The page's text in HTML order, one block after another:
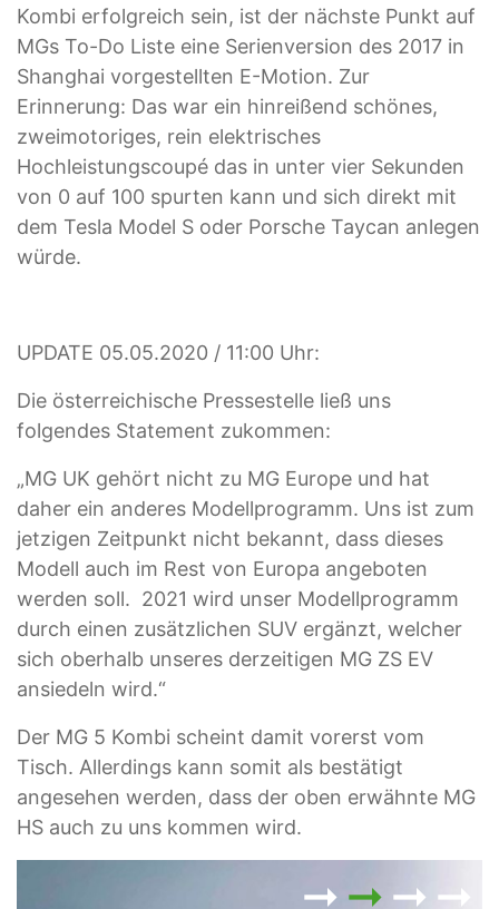
Kombi erfolgreich sein, ist der nächste Punkt auf
MGs To-Do Liste eine Serienversion des 2017 in
Shanghai vorgestellten E-Motion. Zur
Erinnerung: Das war ein hinreißend schönes,
zweimotoriges, rein elektrisches
Hochleistungscoupé das in unter vier Sekunden
von 0 auf 100 spurten kann und sich direkt mit
dem Tesla Model S oder Porsche Taycan anlegen
würde.
UPDATE 05.05.2020 / 11:00 Uhr:
Die österreichische Pressestelle ließ uns
folgendes Statement zukommen:
„MG UK gehört nicht zu MG Europe und hat
daher ein anderes Modellprogramm. Uns ist zum
jetzigen Zeitpunkt nicht bekannt, dass dieses
Modell auch im Rest von Europa angeboten
werden soll. 2021 wird unser Modellprogramm
durch einen zusätzlichen SUV ergänzt, welcher
sich oberhalb unseres derzeitigen MG ZS EV
ansiedeln wird.“
Der MG 5 Kombi scheint damit vorerst vom
Tisch. Allerdings kann somit als bestätigt
angesehen werden, dass der oben erwähnte MG
HS auch zu uns kommen wird.